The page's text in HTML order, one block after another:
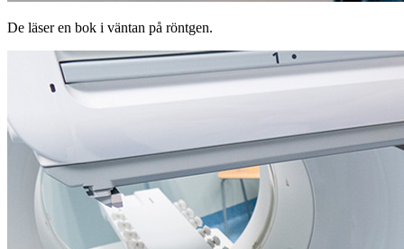
De läser en bok i väntan på röntgen.